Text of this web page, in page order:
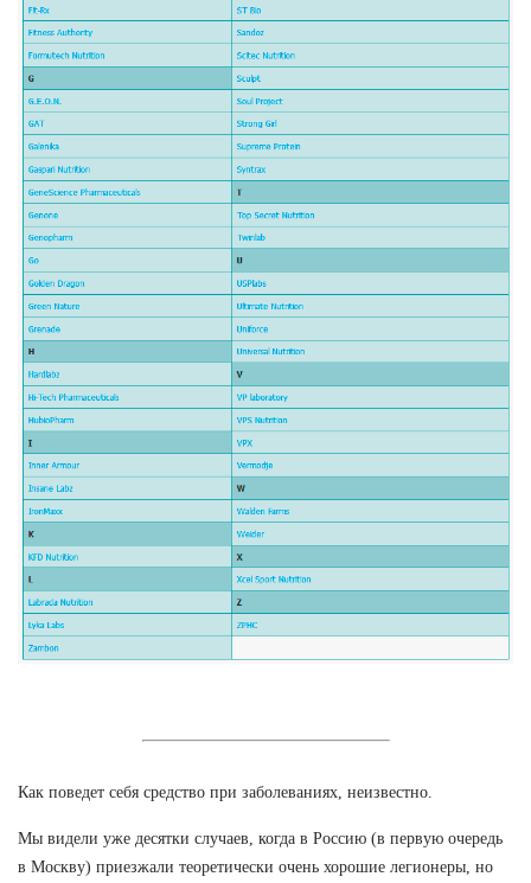
Как поведет себя средство при заболеваниях, неизвестно.
Мы видели уже десятки случаев, когда в Россию (в первую очередь
в Москву) приезжали теоретически очень хорошие легионеры, но